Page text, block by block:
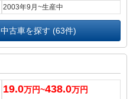
2003年9月~生産中
中古車を探す (63件)
19.0万円~438.0万円